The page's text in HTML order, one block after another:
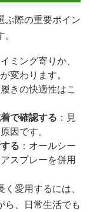
ぶ際の重要ポイン
ミング寄りか、
変わります。
履きの快適性はこ
で確認する ：見
因です。
る ：オールシー
スプレーを併用
愛用するには、
ら、日常生活でも